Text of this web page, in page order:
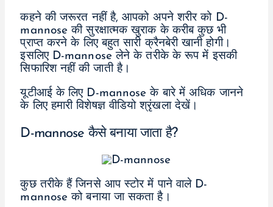
कहने की जरूरत नहीं है, आपको अपने शरीर को D-
mannose की सुरक्षात्मक खुराक के करीब कुछ भी
प्राप्त करने के लिए बहुत सारी क्रैनबेरी खानी होगी।
इसलिए D-mannose लेने के तरीके के रूप में इसकी
सिफारिश नहीं की जाती है।
यूटीआई के लिए D-mannose के बारे में अधिक जानने
के लिए हमारी विशेषज्ञ वीडियो श्रृंखला देखें।
D-mannose कैसे बनाया जाता है?
कुछ तरीके हैं जिनसे आप स्टोर में पाने वाले D-
mannose को बनाया जा सकता है।